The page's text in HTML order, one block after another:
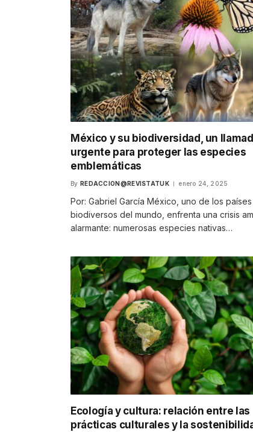
México y su biodiversidad, un
urgente para proteger las especies
emblemáticas
By REDACCION@REVISTATUK enero 24, 2025
Por: Gabriel García México, uno de los países
biodiversos del mundo, enfrenta una crisis
alarmante: numerosas especies nativas…
Ecología y cultura: relación entre las
prácticas culturales y la